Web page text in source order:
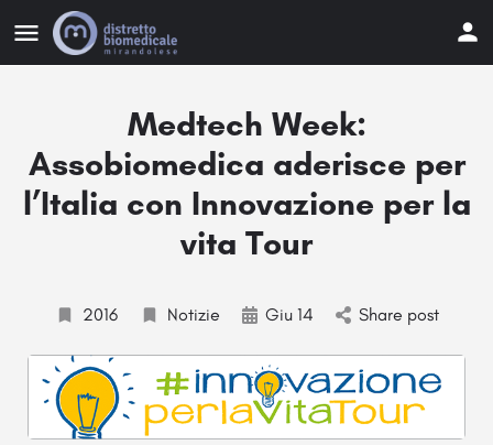
Medtech Week:
Assobiomedica aderisce per
l’Italia con Innovazione per la
vita Tour
2016 Notizie Giu 14 Share post